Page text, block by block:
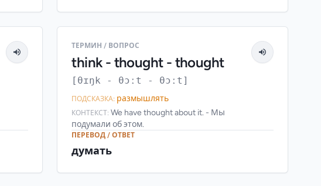
ТЕРМИН / ВОПРОС
think - thought - thought
[θɪŋk - θɔːt - θɔːt]
ПОДСКАЗКА: размышлять
КОНТЕКСТ: We have thought about it. - Мы
подумали об этом.
ПЕРЕВОД / ОТВЕТ
думать